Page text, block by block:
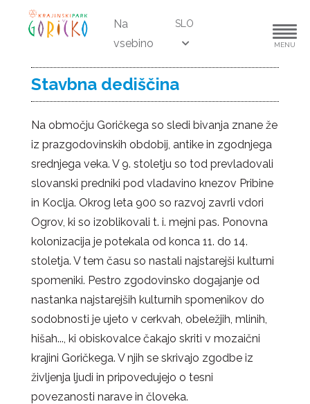
Na
vsebino
SLO
MENU
Stavbna dediščina
Na območju Goričkega so sledi bivanja znane že
iz prazgodovinskih obdobij, antike in zgodnjega
srednjega veka. V 9. stoletju so tod prevladovali
slovanski predniki pod vladavino knezov Pribine
in Koclja. Okrog leta 900 so razvoj zavrli vdori
Ogrov, ki so izoblikovali t. i. mejni pas. Ponovna
kolonizacija je potekala od konca 11. do 14.
stoletja. V tem času so nastali najstarejši kulturni
spomeniki. Pestro zgodovinsko dogajanje od
nastanka najstarejših kulturnih spomenikov do
sodobnosti je ujeto v cerkvah, obeležjih, mlinih,
hišah..., ki obiskovalce čakajo skriti v mozaični
krajini Goričkega. V njih se skrivajo zgodbe iz
življenja ljudi in pripovedujejo o tesni
povezanosti narave in človeka.